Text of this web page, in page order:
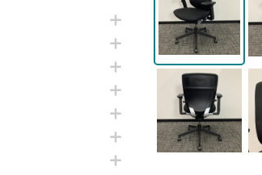
コピー機
ー・ポールハンガー
チンキャビネット
セサリーその他
ーブル
ブル・サイドテーブル
ル
ス（ゴミ箱）
具その他
機
加湿器
モニター類
ン家電・オフィス家電